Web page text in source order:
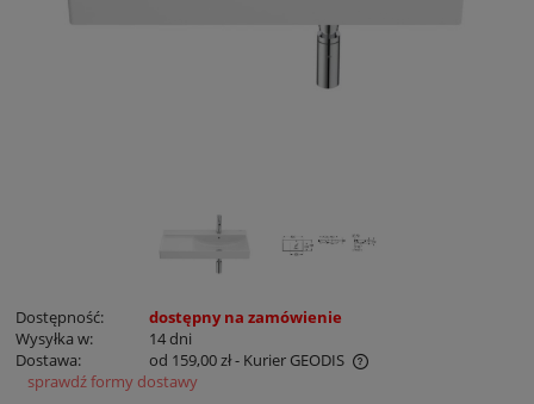
Dostępność:
dostępny na zamówienie
Wysyłka w:
14 dni
Dostawa:
od 159,00 zł- Kurier GEODIS
Cena nie zawiera ewentualnych kosztów płatności
sprawdź formy dostawy